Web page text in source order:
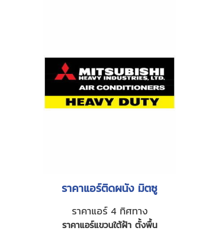
ราคาแอร์ติดผนัง มิตซู
ราคาแอร์ 4 ทิศทาง
ราคาแอร์แขวนใต้ฝ้า ตั้งพื้น